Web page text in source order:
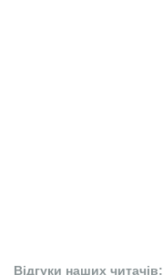
Відгуки наших читачів: